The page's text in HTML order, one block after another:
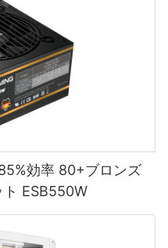
効率 80+ブロンズ
ト ESB550W